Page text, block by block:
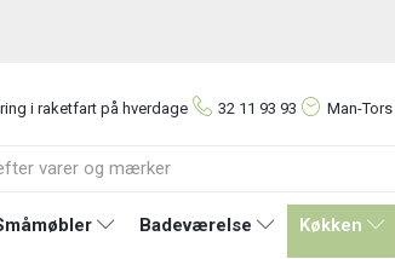
i raketfart på hverdage 32 11 93 93 Man-Tors
Badeværelse Køkken